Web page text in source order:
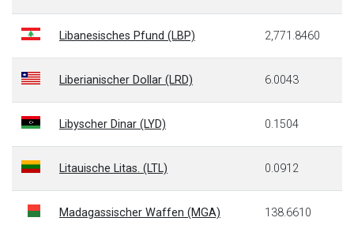
Libanesisches Pfund (LBP) 2,771.8460
Liberianischer Dollar (LRD) 6.0043
Libyscher Dinar (LYD) 0.1504
Litauische Litas. (LTL) 0.0912
Madagassischer Waffen (MGA) 138.6610